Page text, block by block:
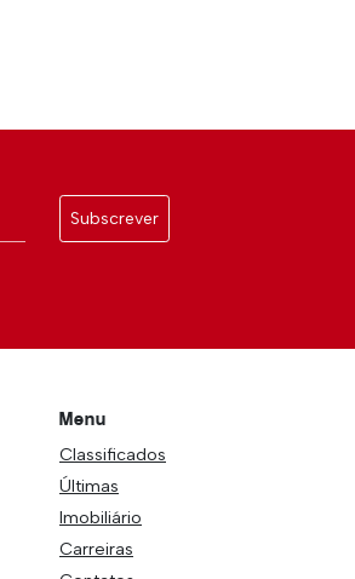
Subscrever
Menu
Classificados
Últimas
Imobiliário
Carreiras